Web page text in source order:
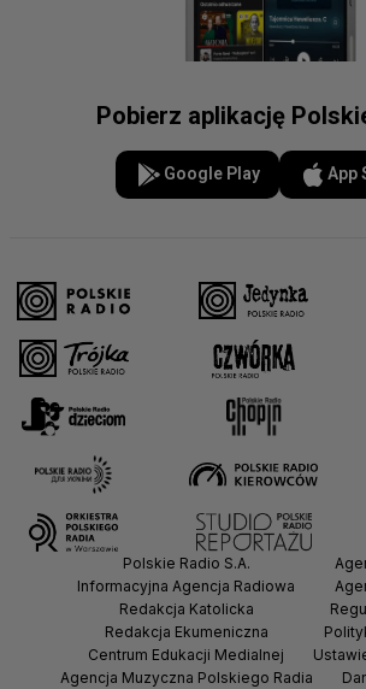
Pobierz aplikację
Google Play App
Polskie Radio S.A.
Informacyjna Agencja Radiowa
Redakcja Katolicka
Redakcja Ekumeniczna
Centrum Edukacji Medialnej
Agencja Muzyczna Polskiego Radia